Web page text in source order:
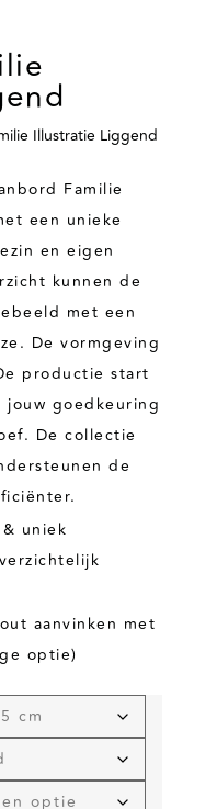
Illustratie Liggend
Familie
een unieke
en eigen
kunnen de
met een
De vormgeving
productie start
jouw goedkeuring
De collectie
de
uniek
aanvinken met
optie)